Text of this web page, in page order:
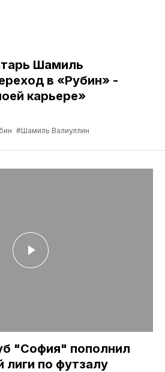
Шамиль
в «Рубин» -
карьере»
#Шамиль Валиуллин
"София" пополнил
лиги по футзалу